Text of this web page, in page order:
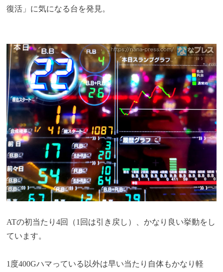
復活」に気になる台を発見。
ATの初当たり4回（1回は引き戻し）、かなり良い挙動をし
ています。
1度400Gハマっている以外は早い当たり自体もかなり軽